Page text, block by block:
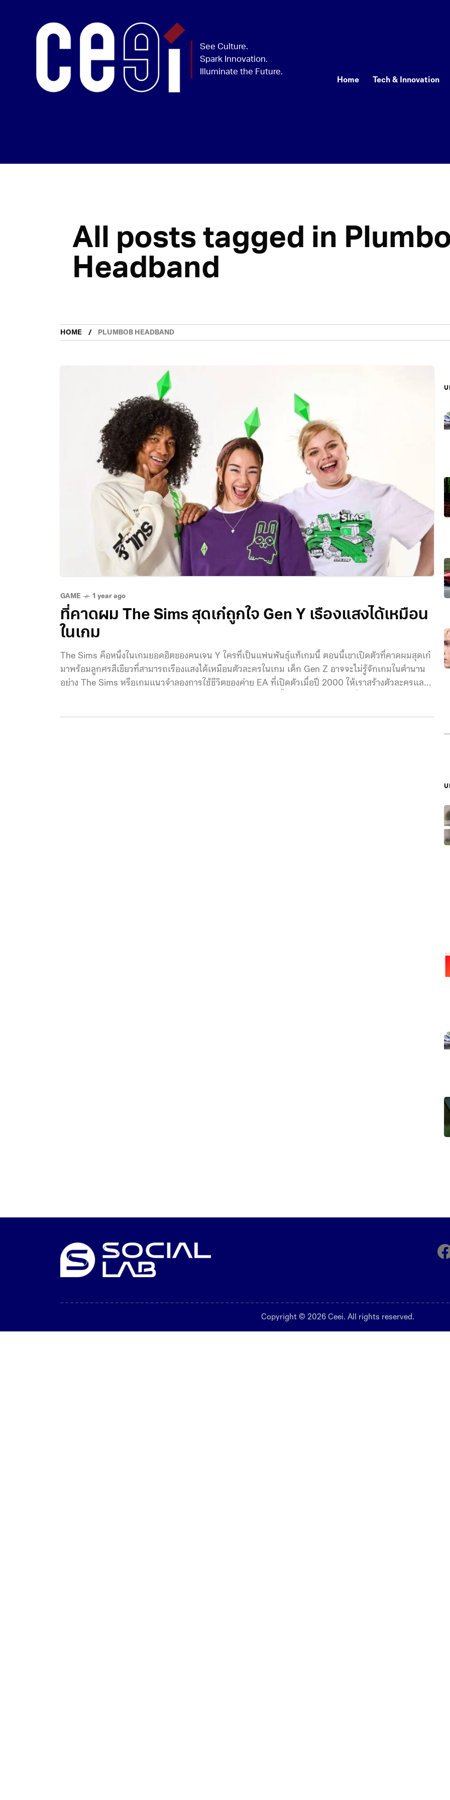
Home Tech & Innovation
All posts tagged in
Headband
HOME PLUMBOB HEADBAND
GAME 1 year ago
ที่คาดผม The Sims สุดเก๋ถูกใจ Gen Y เรืองแสงได้เหมือน
ในเกม
The Sims คือหนึ่งในเกมยอดฮิตของคนเจน Y ใครที่เป็นแฟนพันธุ์แท้เกมนี้ ตอนนี้เขาเปิดตัวที่คาดผมสุดเก๋
มาพร้อมลูกศรสีเขียวที่สามารถเรืองแสงได้เหมือนตัวละครในเกม เด็ก Gen Z อาจจะไม่รู้จักเกมในตำนาน
อย่าง The Sims หรือเกมแนวจำลองการใช้ชีวิตของค่าย EA ที่เปิดตัวเมื่อปี 2000 ให้เราสร้างตัวละครและ
บ
บ
Copyright © 2026 Ceei. All rights reserved.